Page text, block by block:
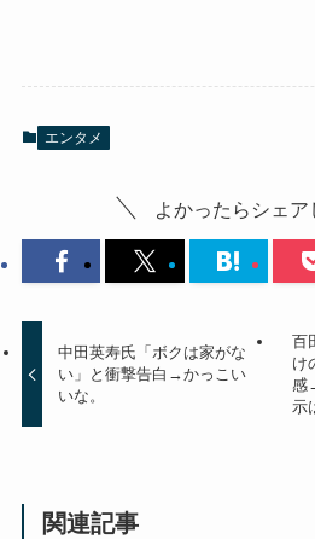
エンタメ
よかったらシェア
中田英寿氏「ボクは家がな
い」と衝撃告白→かっこい
いな。
百
け
感
示
関連記事